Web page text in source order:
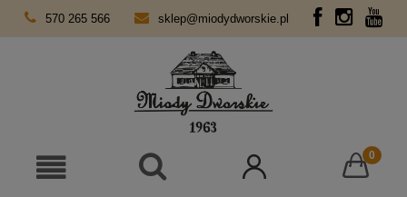
570 265 566 sklep@miodydworskie.pl